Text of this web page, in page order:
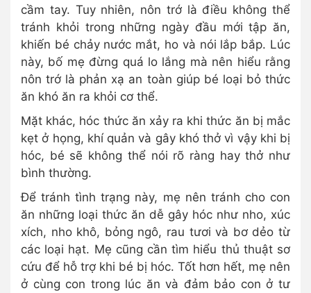
cầm tay. Tuy nhiên, nôn trớ là điều không thể
tránh khỏi trong những ngày đầu mới tập ăn,
khiến bé chảy nước mắt, ho và nói lắp bắp. Lúc
này, bố mẹ đừng quá lo lắng mà nên hiểu rằng
nôn trớ là phản xạ an toàn giúp bé loại bỏ thức
ăn khó ăn ra khỏi cơ thể.
Mặt khác, hóc thức ăn xảy ra khi thức ăn bị mắc
kẹt ở họng, khí quản và gây khó thở vì vậy khi bị
hóc, bé sẽ không thể nói rõ ràng hay thở như
bình thường.
Để tránh tình trạng này, mẹ nên tránh cho con
ăn những loại thức ăn dễ gây hóc như nho, xúc
xích, nho khô, bỏng ngô, rau tươi và bơ dẻo từ
các loại hạt. Mẹ cũng cần tìm hiểu thủ thuật sơ
cứu để hỗ trợ khi bé bị hóc. Tốt hơn hết, mẹ nên
ở cùng con trong lúc ăn và đảm bảo con ở tư